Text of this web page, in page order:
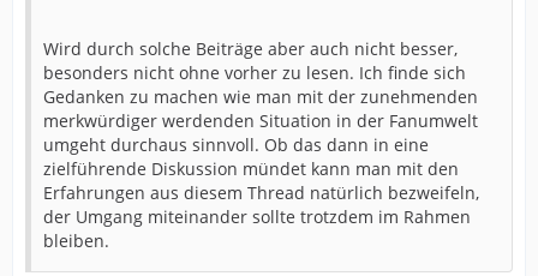
Wird durch solche Beiträge aber auch nicht besser,
besonders nicht ohne vorher zu lesen. Ich finde sich
Gedanken zu machen wie man mit der zunehmenden
merkwürdiger werdenden Situation in der Fanumwelt
umgeht durchaus sinnvoll. Ob das dann in eine
zielführende Diskussion mündet kann man mit den
Erfahrungen aus diesem Thread natürlich bezweifeln,
der Umgang miteinander sollte trotzdem im Rahmen
bleiben.